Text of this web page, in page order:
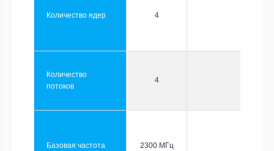
Количество ядер 4
Количество
потоков
4
Базовая частота 2300 МГц